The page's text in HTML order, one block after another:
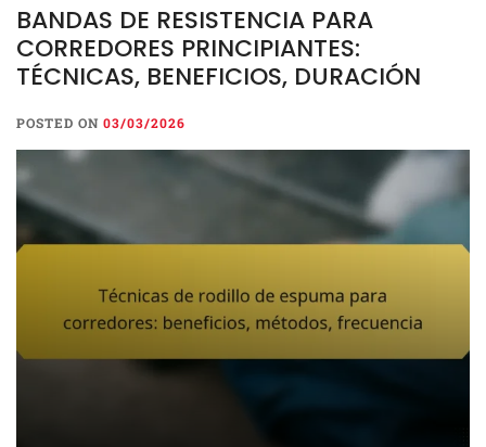
BANDAS DE RESISTENCIA PARA
CORREDORES PRINCIPIANTES:
TÉCNICAS, BENEFICIOS, DURACIÓN
POSTED ON 03/03/2026